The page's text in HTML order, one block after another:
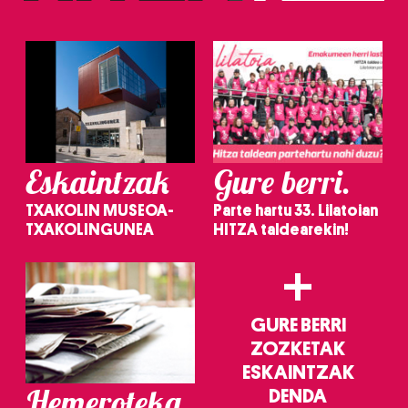
Eskaintzak
TXAKOLIN MUSEOA-
TXAKOLINGUNEA
Gure berri.
Parte hartu 33. Lilatoian
HITZA taldearekin!
+
GURE BERRI
ZOZKETAK
ESKAINTZAK
DENDA